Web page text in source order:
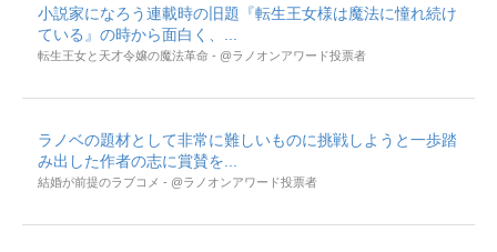
小説家になろう連載時の旧題『転生王女様は魔法に憧れ続け
ている』の時から面白く、...
転生王女と天才令嬢の魔法革命 - @ラノオンアワード投票者
ラノベの題材として非常に難しいものに挑戦しようと一歩踏
み出した作者の志に賞賛を...
結婚が前提のラブコメ - @ラノオンアワード投票者